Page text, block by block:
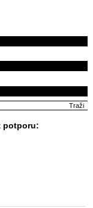
potporu: